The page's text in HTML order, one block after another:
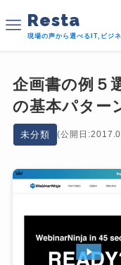
Resta
現場の声から選べるIT,ビジ
企画書の例５
の基本パター
未分類 (公開日